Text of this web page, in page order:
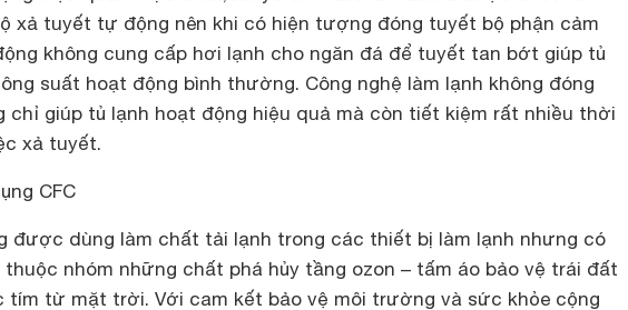
xả tuyết tự động nên khi có hiện tượng đóng tuyết bộ phận cảm
không cung cấp hơi lạnh cho ngăn đá để tuyết tan bớt giúp tủ
suất hoạt động bình thường. Công nghệ làm lạnh không đóng
chỉ giúp tủ lạnh hoạt động hiệu quả mà còn tiết kiệm rất nhiều thời
xả tuyết.
CFC
được dùng làm chất tải lạnh trong các thiết bị làm lạnh nhưng có
thuộc nhóm những chất phá hủy tầng ozon – tấm áo bảo vệ trái đất
tím từ mặt trời. Với cam kết bảo vệ môi trường và sức khỏe cộng